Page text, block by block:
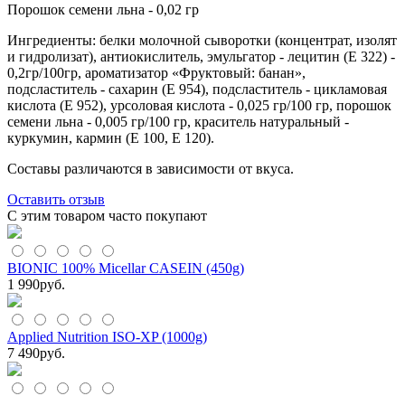
Порошок семени льна - 0,02 гр
Ингредиенты: белки молочной сыворотки (концентрат, изолят
и гидролизат), антиокислитель, эмульгатор - лецитин (E 322) -
0,2гр/100гр, ароматизатор «Фруктовый: банан»,
подсластитель - сахарин (E 954), подсластитель - цикламовая
кислота (Е 952), урсоловая кислота - 0,025 гр/100 гр, порошок
семени льна - 0,005 гр/100 гр, краситель натуральный -
куркумин, кармин (E 100, Е 120).
Составы различаются в зависимости от вкуса.
Оставить отзыв
С этим товаром часто покупают
BIONIC 100% Micellar CASEIN (450g)
1 990руб.
Applied Nutrition ISO-XP (1000g)
7 490руб.